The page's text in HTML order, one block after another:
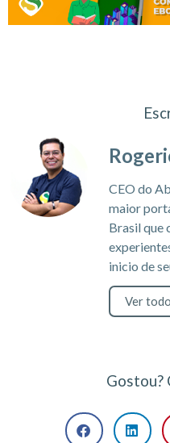
CEO do
maior
Brasil que
inicio de
Ver
Gostou?